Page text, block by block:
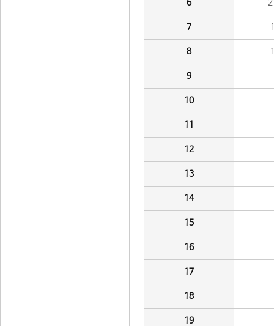
6
7
8
9
10
11
12
13
14
15
16
17
18
19